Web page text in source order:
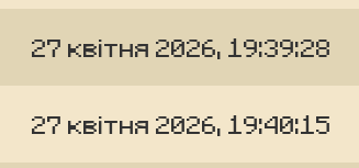
27 квітня 2026, 19:39:28
27 квітня 2026, 19:40:15